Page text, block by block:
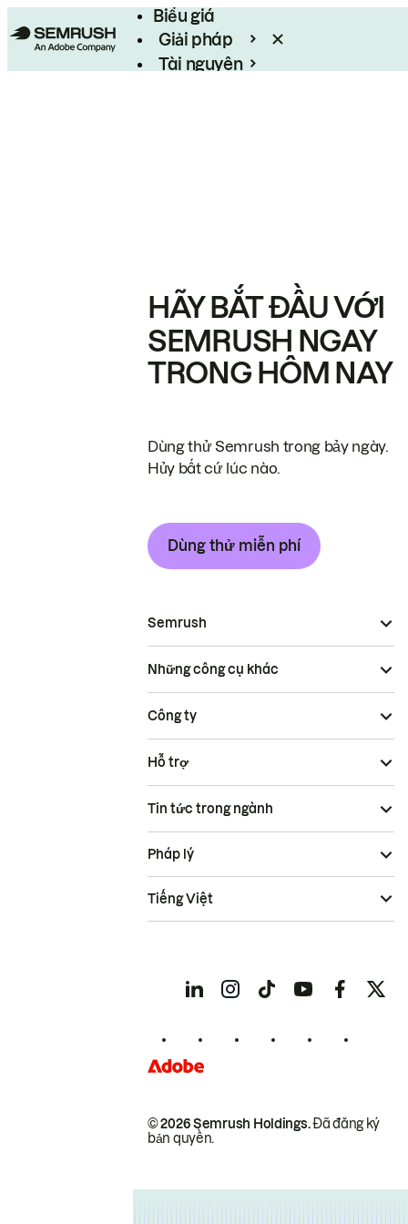
Biểu giá
Giải pháp
Tài nguyên
HÃY BẮT ĐẦU VỚI
SEMRUSH NGAY
TRONG HÔM NAY
Dùng thử Semrush trong bảy ngày.
Hủy bất cứ lúc nào.
Dùng thử miễn phí
Semrush
Những công cụ khác
Công ty
Hỗ trợ
Tin tức trong ngành
© 2026 Semrush Holdings.Đã đăng ký
bản quyền.
Pháp lý
Tiếng Việt